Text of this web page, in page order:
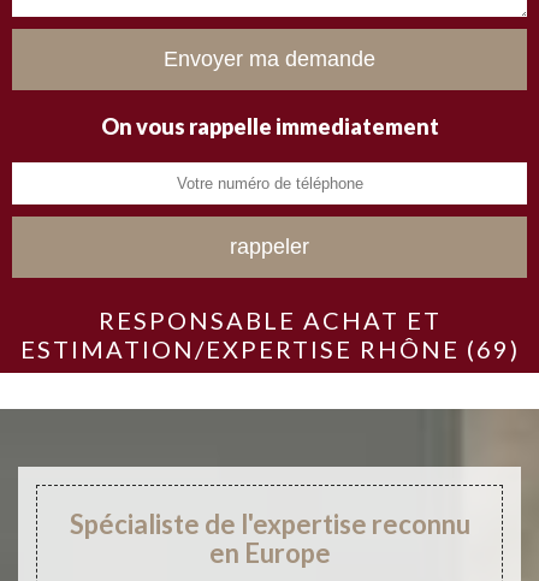
On vous rappelle immediatement
RESPONSABLE ACHAT ET
ESTIMATION/EXPERTISE RHÔNE (69)
Spécialiste de l'expertise reconnu
en Europe